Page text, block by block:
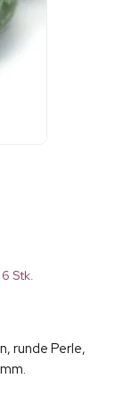
Stk.
runde Perle,